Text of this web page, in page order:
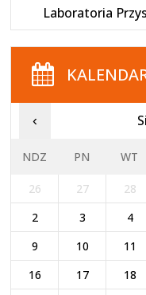
Laboratoria
‹
NDZ PN WT
26 27 28
2
3 4
9
10 11
16
17 18